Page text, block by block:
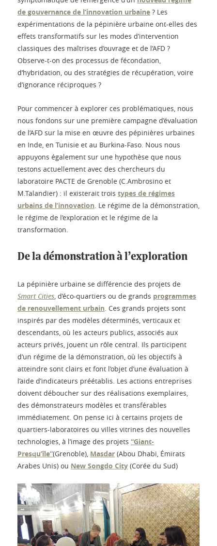
de gouvernance de l’innovation urbaine ? Les
expérimentations de la pépinière urbaine ont-elles des
effets transformatifs sur les modes d’intervention
classiques des maîtrises d’ouvrage et de l’AFD ?
Observe-t-on des processus de fécondation,
d’hybridation, ou des stratégies de récupération, voire
d’ignorance réciproques ?
Pour commencer à explorer ces problématiques, nous
nous fondons sur une première campagne d’évaluation
de l’AFD sur la mise en œuvre des pépinières urbaines
en Inde, en Tunisie et au Burkina-Faso. Nous nous
appuyons également sur une hypothèse que nous
testons actuellement avec des chercheurs du
laboratoire PACTE de Grenoble (C.Ambrosino et
M.Talandier) : il existerait trois types de régimes
urbains de l’innovation. Le régime de la démonstration,
le régime de l’exploration et le régime de la
transformation.
De la démonstration à l’exploration
La pépinière urbaine se différencie des projets de
Smart Cities, d’éco-quartiers ou de grands programmes
de renouvellement urbain. Ces grands projets sont
inspirés par des modèles déterminés, verticaux et
descendants, où les acteurs publics, associés aux
acteurs privés, jouent un rôle central. Ils participent
d’un régime de la démonstration, où les objectifs à
atteindre sont clairs et font l’objet d’une évaluation à
l’aide d’indicateurs préétablis. Les actions entreprises
doivent déboucher sur des réalisations exemplaires,
des démonstrateurs modèles et transférables
immédiatement. On pense ici à certains projets de
quartiers-laboratoires ou villes vitrines des nouvelles
technologies, à l’image des projets “Giant-
Presqu’île”(Grenoble), Masdar (Abou Dhabi, Émirats
Arabes Unis) ou New Songdo City (Corée du Sud)